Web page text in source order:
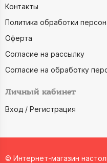
Контакты
Политика обработки
Оферта
Согласие на рассылку
Согласие на обработку
Личный кабинет
Вход / Регистрация
© Интернет-магазин